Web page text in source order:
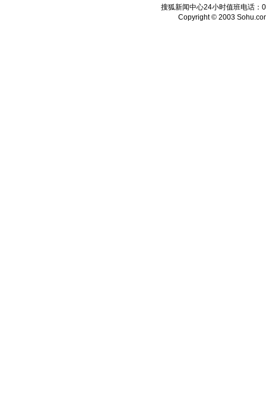
搜狐新闻中心24小时值班电话
Copyright © 2003